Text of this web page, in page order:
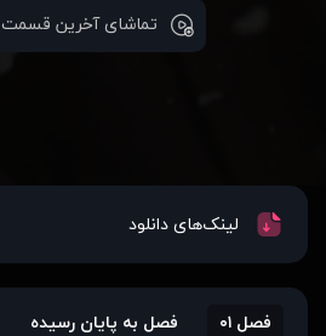
تماشای آخرین قسمت
لینک‌های دانلود
فصل ۰۱ فصل به پایان رسیده